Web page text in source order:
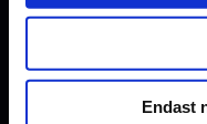
Endast
Tillgänglighet